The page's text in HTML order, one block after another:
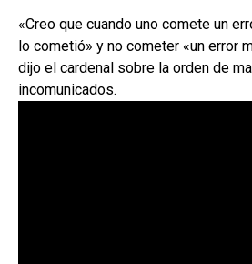
«Creo que cuando uno comete un
lo cometió» y no cometer «un error
dijo el cardenal sobre la orden de
incomunicados.